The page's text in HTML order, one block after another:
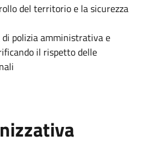
del territorio e la sicurezza
polizia amministrativa e
il rispetto delle